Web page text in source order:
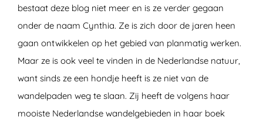
bestaat deze blog niet meer en is ze verder gegaan
onder de naam Cynthia. Ze is zich door de jaren heen
gaan ontwikkelen op het gebied van planmatig werken.
Maar ze is ook veel te vinden in de Nederlandse natuur,
want sinds ze een hondje heeft is ze niet van de
wandelpaden weg te slaan. Zij heeft de volgens haar
mooiste Nederlandse wandelgebieden in haar boek